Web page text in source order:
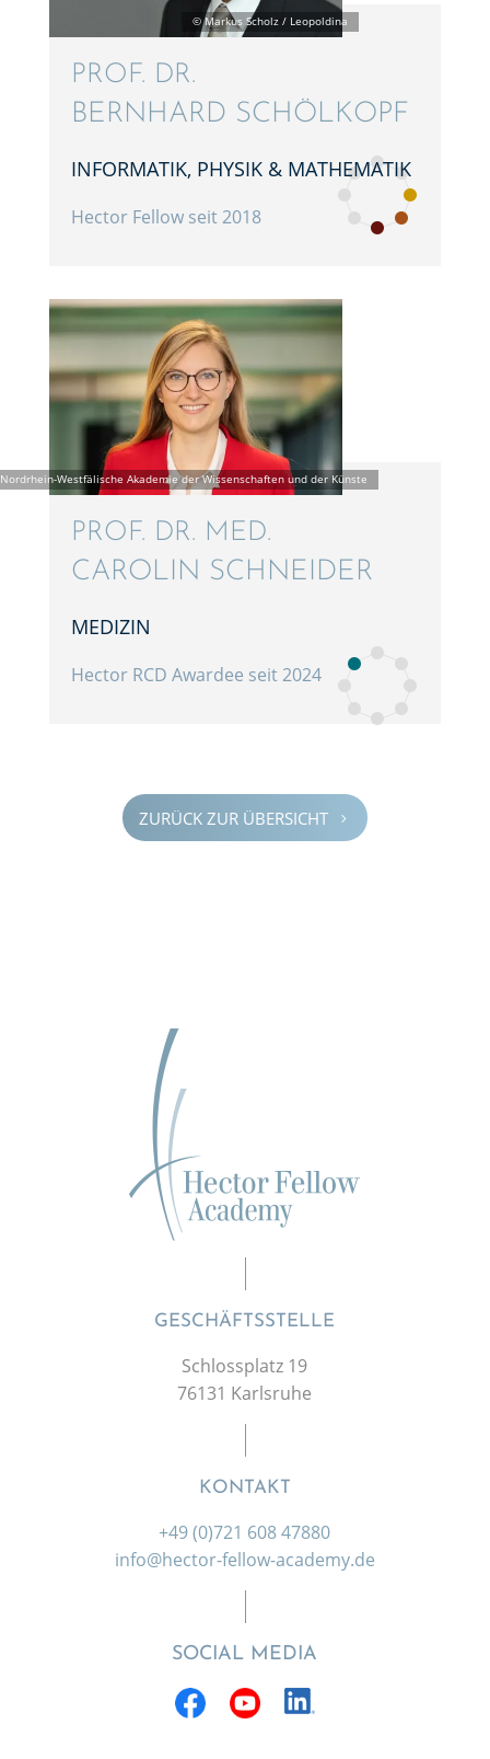
PROF. DR.
BERNHARD SCHÖL­KOPF
INFOR­MA­TIK, PHYSIK & MATHEMATIK
Hector Fellow seit 2018
PROF. DR. MED.
CAROLIN SCHNEI­DER
MEDIZIN
Hector RCD Awardee seit 2024
ZURÜCK ZUR ÜBERSICHT 5
GESCHÄFTSSTELLE
Schlossplatz 19
76131 Karlsruhe
KONTAKT
+49 (0)721 608 47880
info@hector-fellow-academy.de
SOCIAL MEDIA